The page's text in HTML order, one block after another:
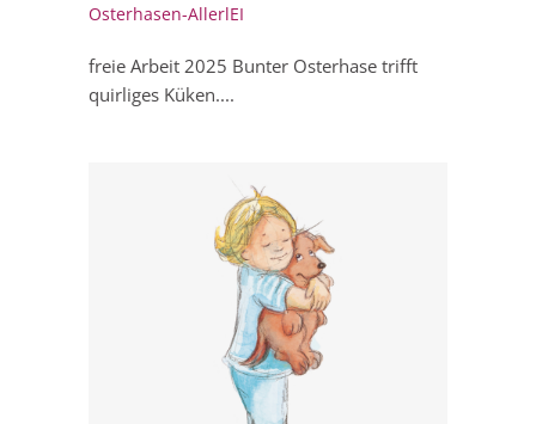
Osterhasen-AllerlEI
freie Arbeit 2025 Bunter Osterhase trifft
quirliges Küken....